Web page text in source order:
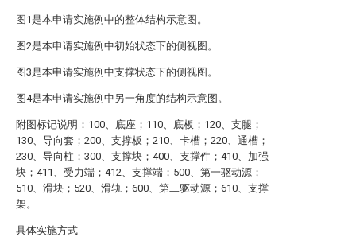
图1是本申请实施例中的整体结构示意图。
图2是本申请实施例中初始状态下的侧视图。
图3是本申请实施例中支撑状态下的侧视图。
图4是本申请实施例中另一角度的结构示意图。
附图标记说明：100、底座；110、底板；120、支腿；
130、导向套；200、支撑板；210、卡槽；220、通槽；
230、导向柱；300、支撑块；400、支撑件；410、加强
块；411、受力端；412、支撑端；500、第一驱动源；
510、滑块；520、滑轨；600、第二驱动源；610、支撑
架。
具体实施方式